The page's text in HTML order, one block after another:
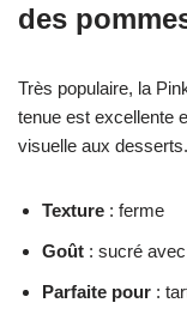
des
Très populaire, la
tenue est excellente
visuelle aux desserts.
Texture : ferme
Goût : sucré
Parfaite pour :